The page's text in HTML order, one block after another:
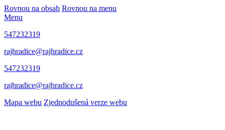
Rovnou na obsah Rovnou na menu
Menu
547232319
rajhradice@rajhradice.cz
547232319
rajhradice@rajhradice.cz
Mapa webu Zjednodušená verze webu